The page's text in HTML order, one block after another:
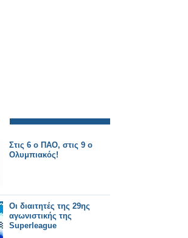
Στις 6 ο ΠΑΟ, στις 9 ο
Ολυμπιακός!
Οι διαιτητές της 29ης
αγωνιστικής της
Superleague